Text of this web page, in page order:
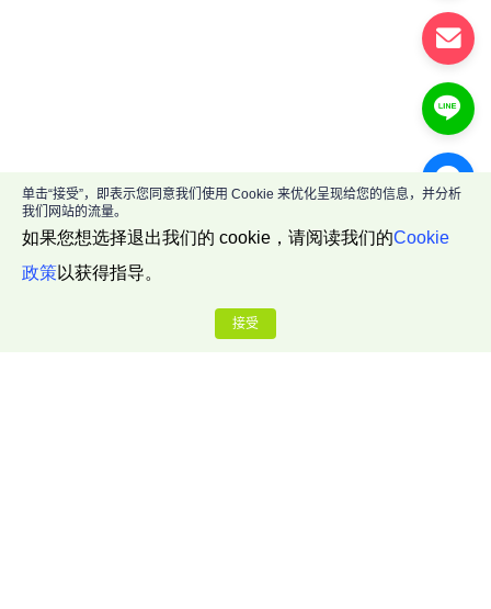
单击“接受”，即表示您同意我们使用 Cookie 来优化呈现给您的信息，并分析
我们网站的流量。
如果您想选择退出我们的 cookie，请阅读我们的Cookie
政策以获得指导。
接受